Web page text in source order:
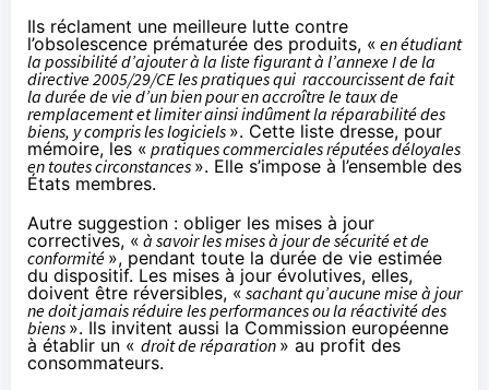
Ils réclament une meilleure lutte contre
l’obsolescence prématurée des produits, « en étudiant
la possibilité d’ajouter à la liste figurant à l’annexe I de la
directive 2005/29/CE les pratiques qui raccourcissent de fait
la durée de vie d’un bien pour en accroître le taux de
remplacement et limiter ainsi indûment la réparabilité des
biens, y compris les logiciels ». Cette liste dresse, pour
mémoire, les « pratiques commerciales réputées déloyales
en toutes circonstances ». Elle s’impose à l’ensemble des
États membres.
Autre suggestion : obliger les mises à jour
correctives, « à savoir les mises à jour de sécurité et de
conformité », pendant toute la durée de vie estimée
du dispositif. Les mises à jour évolutives, elles,
doivent être réversibles, « sachant qu’aucune mise à jour
ne doit jamais réduire les performances ou la réactivité des
biens ». Ils invitent aussi la Commission européenne
à établir un « droit de réparation » au profit des
consommateurs.